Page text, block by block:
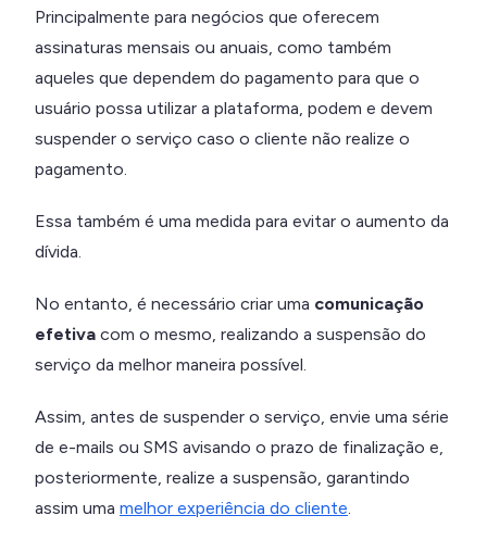
Principalmente para negócios que oferecem
assinaturas mensais ou anuais, como também
aqueles que dependem do pagamento para que o
usuário possa utilizar a plataforma, podem e devem
suspender o serviço caso o cliente não realize o
pagamento.
Essa também é uma medida para evitar o aumento da
dívida.
No entanto, é necessário criar uma comunicação
efetiva com o mesmo, realizando a suspensão do
serviço da melhor maneira possível.
Assim, antes de suspender o serviço, envie uma série
de e-mails ou SMS avisando o prazo de finalização e,
posteriormente, realize a suspensão, garantindo
assim uma melhor experiência do cliente.